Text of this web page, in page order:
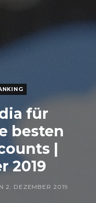
für
besten
|
2019
2. DEZEMBER 2019